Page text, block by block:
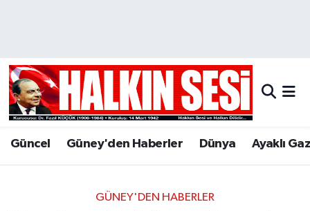
Güncel Güney'den Haberler Dünya Ayaklı
GÜNEY'DEN HABERLER
Hava Durumu
Trafik Durumu
Tüm Manşetler